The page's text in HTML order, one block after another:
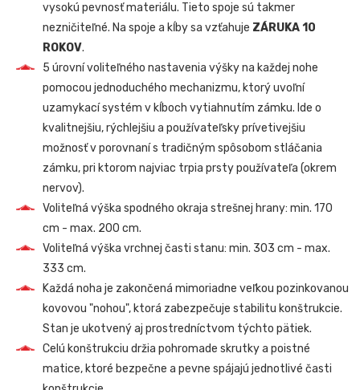
vysokú pevnosť materiálu. Tieto spoje sú takmer
nezničiteľné. Na spoje a kĺby sa vzťahuje ZÁRUKA 10
ROKOV.
5 úrovní voliteľného nastavenia výšky na každej nohe
pomocou jednoduchého mechanizmu, ktorý uvoľní
uzamykací systém v kĺboch vytiahnutím zámku. Ide o
kvalitnejšiu, rýchlejšiu a používateľsky prívetivejšiu
možnosť v porovnaní s tradičným spôsobom stláčania
zámku, pri ktorom najviac trpia prsty používateľa (okrem
nervov).
Voliteľná výška spodného okraja strešnej hrany: min. 170
cm - max. 200 cm.
Voliteľná výška vrchnej časti stanu: min. 303 cm - max.
333 cm.
Každá noha je zakončená mimoriadne veľkou pozinkovanou
kovovou "nohou", ktorá zabezpečuje stabilitu konštrukcie.
Stan je ukotvený aj prostredníctvom týchto pätiek.
Celú konštrukciu držia pohromade skrutky a poistné
matice, ktoré bezpečne a pevne spájajú jednotlivé časti